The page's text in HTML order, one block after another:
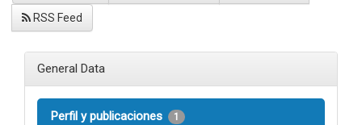
RSS Feed
General Data
Perfil y publicaciones 1